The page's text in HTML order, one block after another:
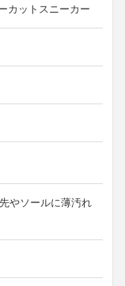
カットスニーカー
やソールに薄汚れ